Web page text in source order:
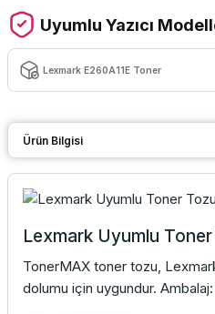
Uyumlu Yazıcı
Lexmark E260A11E Toner
Ürün Bilgisi
Lexmark Uyumlu
TonerMAX toner tozu,
dolumu için uygundur. Ambalaj: